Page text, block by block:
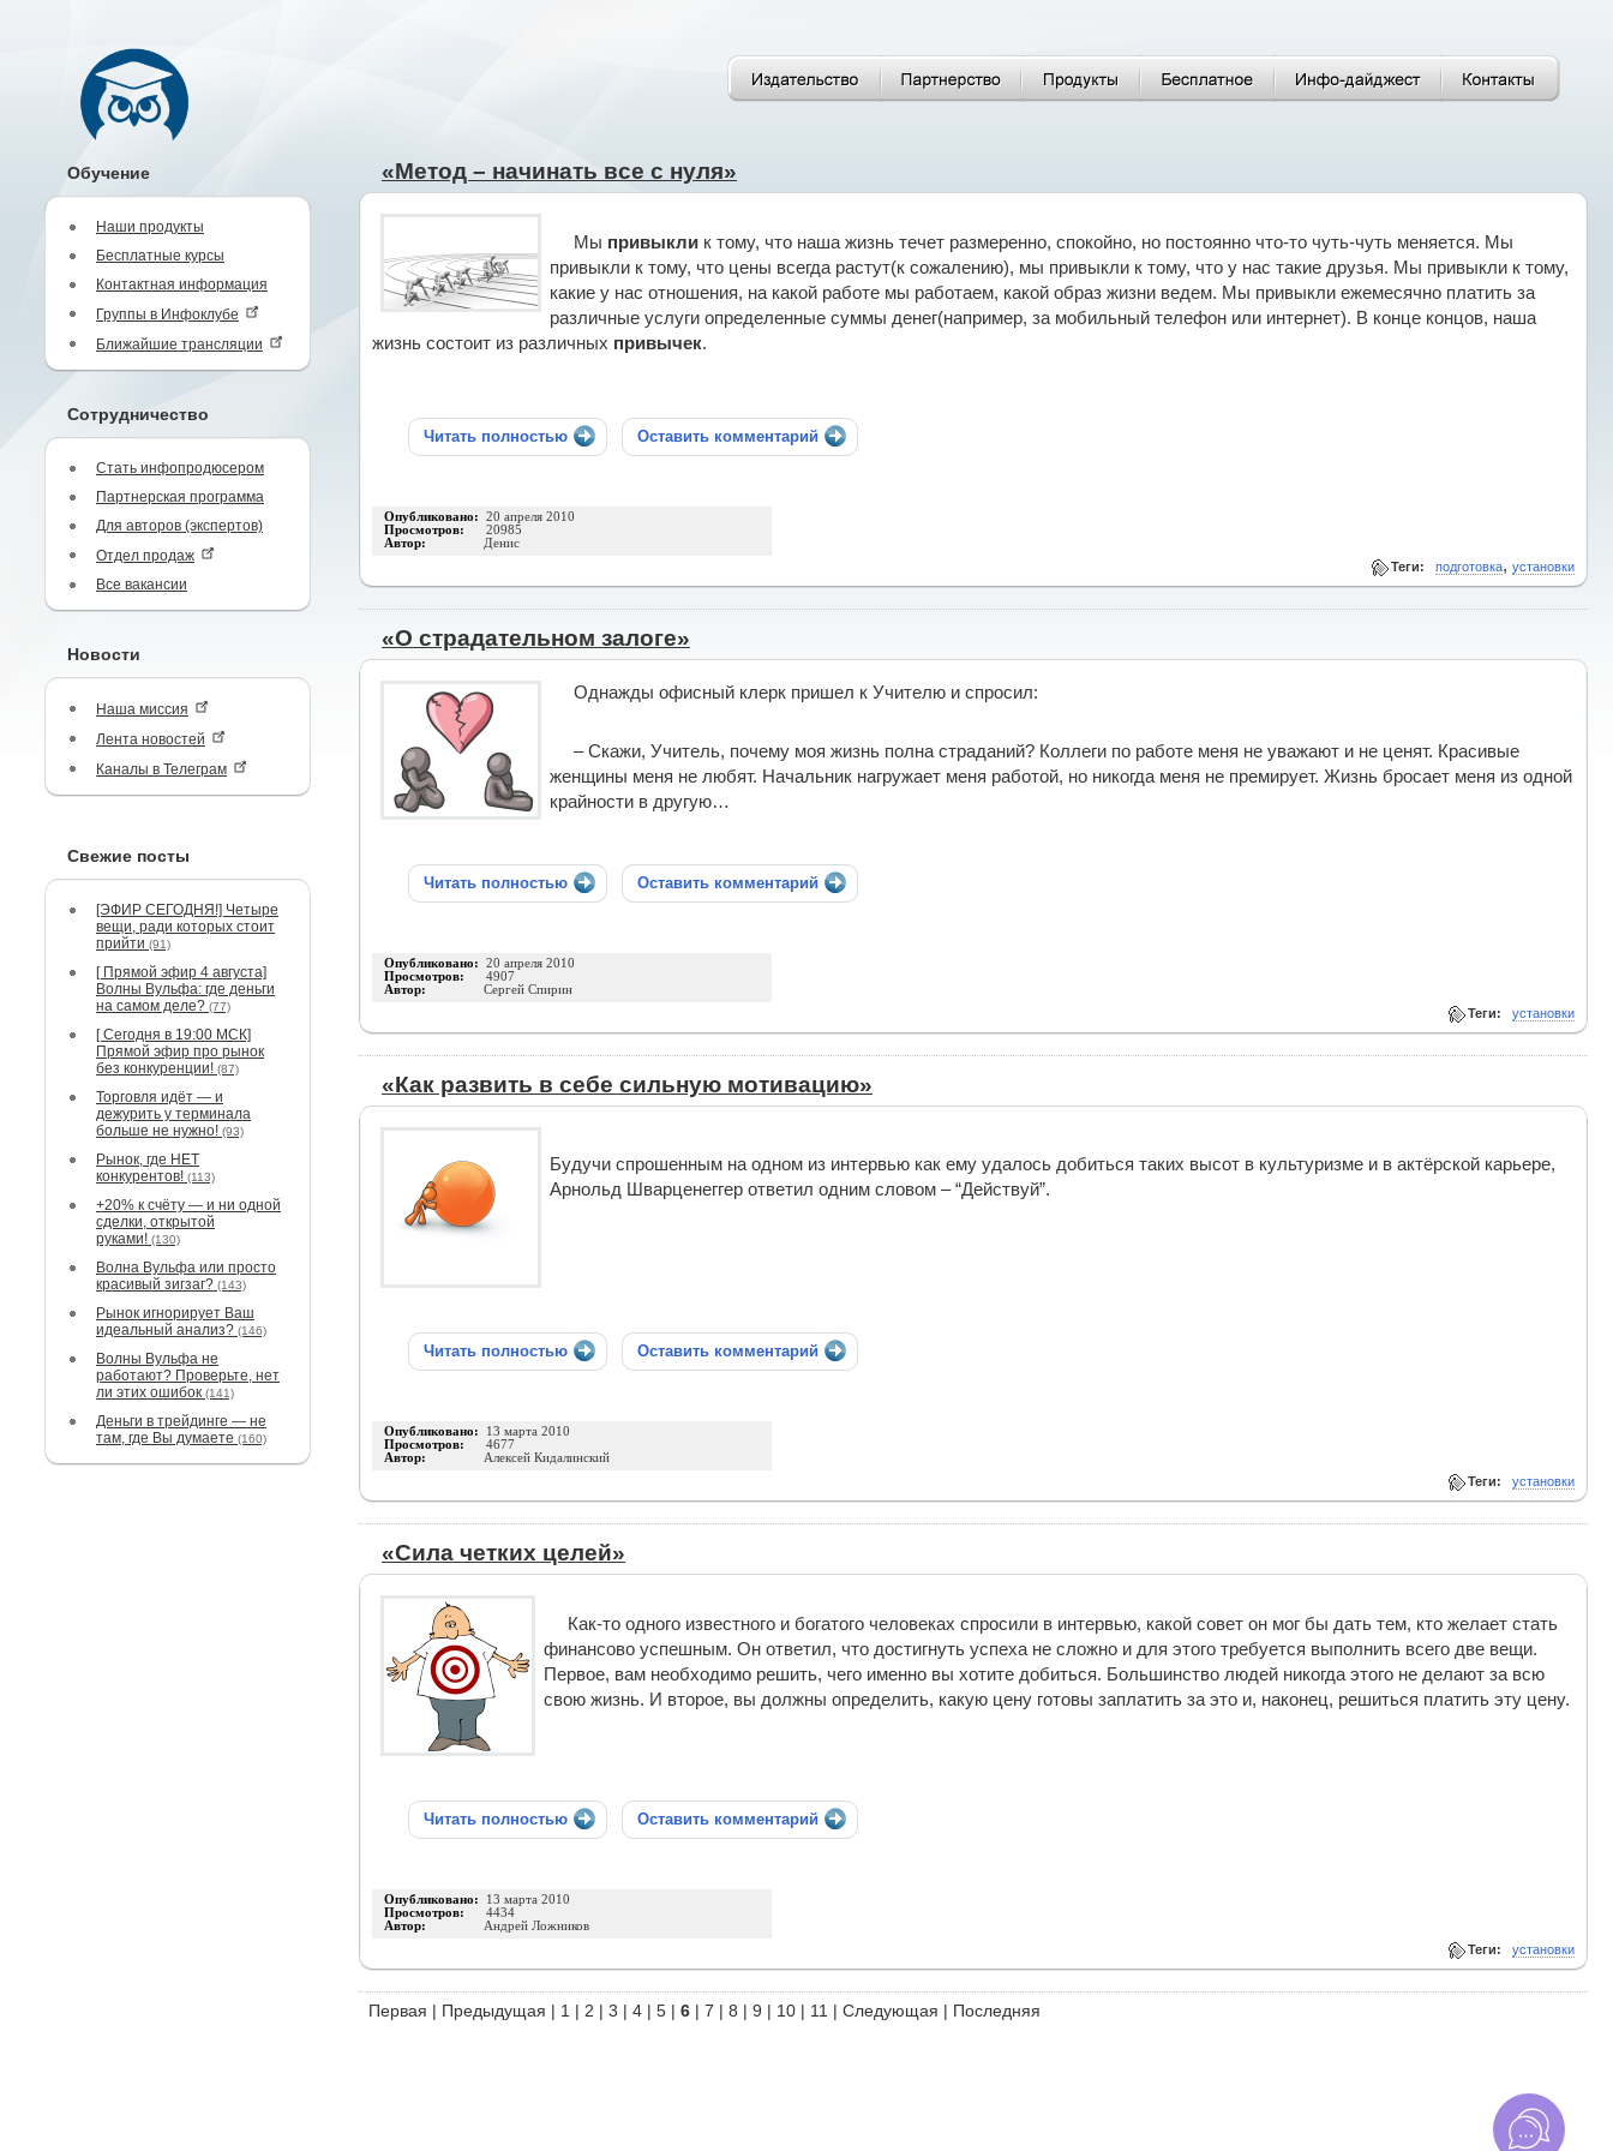
Обучение
Наши продукты
Бесплатные курсы
Контактная информация
Группы в Инфоклубе
Ближайшие трансляции
Сотрудничество
Стать инфопродюсером
Партнерская программа
Для авторов (экспертов)
Отдел продаж
Все вакансии
Новости
Наша миссия
Лента новостей
Каналы в Телеграм
Свежие посты
[ЭФИР СЕГОДНЯ!] Четыре
вещи, ради которых стоит
прийти (91)
[ Прямой эфир 4 августа]
Волны Вульфа: где деньги
на самом деле? (77)
[ Сегодня в 19:00 МСК]
Прямой эфир про рынок
без конкуренции! (87)
Торговля идёт — и
дежурить у терминала
больше не нужно! (93)
Рынок, где НЕТ
конкурентов! (113)
+20% к счёту — и ни одной
сделки, открытой
руками! (130)
Волна Вульфа или просто
красивый зигзаг? (143)
Рынок игнорирует Ваш
идеальный анализ? (146)
Волны Вульфа не
работают? Проверьте, нет
ли этих ошибок (141)
Деньги в трейдинге — не
там, где Вы думаете (160)
«Метод – начинать все с нуля»
Мы привыкли к тому, что наша жизнь течет размеренно, спокойно, но постоянно что-то чуть-чуть меняется. Мы
привыкли к тому, что цены всегда растут(к сожалению), мы привыкли к тому, что у нас такие друзья. Мы привыкли к тому,
какие у нас отношения, на какой работе мы работаем, какой образ жизни ведем. Мы привыкли ежемесячно платить за
различные услуги определенные суммы денег(например, за мобильный телефон или интернет). В конце концов, наша
жизнь состоит из различных привычек.
Читать полностью Оставить комментарий
Опубликовано: 20 апреля 2010
Просмотров: 20985
Автор: Денис
Теги: подготовка, установки
«О страдательном залоге»
Однажды офисный клерк пришел к Учителю и спросил:
– Скажи, Учитель, почему моя жизнь полна страданий? Коллеги по работе меня не уважают и не ценят. Красивые
женщины меня не любят. Начальник нагружает меня работой, но никогда меня не премирует. Жизнь бросает меня из одной
крайности в другую…
Читать полностью Оставить комментарий
Опубликовано: 20 апреля 2010
Просмотров: 4907
Автор: Сергей Спирин
Теги: установки
«Как развить в себе сильную мотивацию»
Будучи спрошенным на одном из интервью как ему удалось добиться таких высот в культуризме и в актёрской карьере,
Арнольд Шварценеггер ответил одним словом – “Действуй”.
Читать полностью Оставить комментарий
Опубликовано: 13 марта 2010
Просмотров: 4677
Автор: Алексей Кидалинский
Теги: установки
«Сила четких целей»
Как-то одного известного и богатого человеках спросили в интервью, какой совет он мог бы дать тем, кто желает стать
финансово успешным. Он ответил, что достигнуть успеха не сложно и для этого требуется выполнить всего две вещи.
Первое, вам необходимо решить, чего именно вы хотите добиться. Большинство людей никогда этого не делают за всю
свою жизнь. И второе, вы должны определить, какую цену готовы заплатить за это и, наконец, решиться платить эту цену.
Читать полностью Оставить комментарий
Опубликовано: 13 марта 2010
Просмотров: 4434
Автор: Андрей Ложников
Теги: установки
Первая | Предыдущая | 1 | 2 | 3 | 4 | 5 | 6 | 7 | 8 | 9 | 10 | 11 | Следующая | Последняя